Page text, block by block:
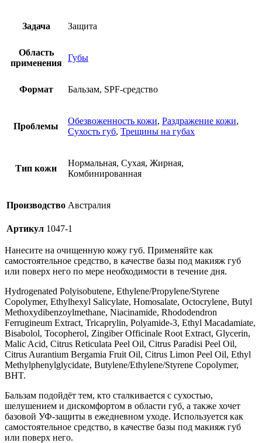
Задача Защита
Область
применения
Губы
Формат Бальзам, SPF-средство
Проблемы
Обезвоженность кожи, Раздражение кожи,
Сухость губ, Трещины на губах
Тип кожи
Нормальная, Сухая, Жирная,
Комбинированная
Производство Австралия
Артикул 1047-1
Нанесите на очищенную кожу губ. Применяйте как
самостоятельное средство, в качестве базы под макияж губ
или поверх него по мере необходимости в течение дня.
Hydrogenated Polyisobutene, Ethylene/Propylene/Styrene
Copolymer, Ethylhexyl Salicylate, Homosalate, Octocrylene, Butyl
Methoxydibenzoylmethane, Niacinamide, Rhododendron
Ferrugineum Extract, Tricaprylin, Polyamide-3, Ethyl Macadamiate,
Bisabolol, Tocopherol, Zingiber Officinale Root Extract, Glycerin,
Malic Acid, Citrus Reticulata Peel Oil, Citrus Paradisi Peel Oil,
Citrus Aurantium Bergamia Fruit Oil, Citrus Limon Peel Oil, Ethyl
Methylphenylglycidate, Butylene/Ethylene/Styrene Copolymer,
BHT.
Бальзам подойдёт тем, кто сталкивается с сухостью,
шелушением и дискомфортом в области губ, а также хочет
базовой УФ-защиты в ежедневном уходе. Используется как
самостоятельное средство, в качестве базы под макияж губ
или поверх него.